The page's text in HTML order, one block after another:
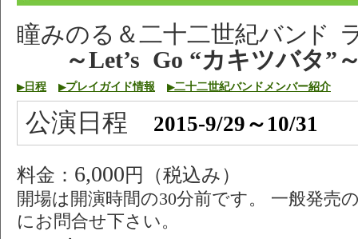
瞳みのる＆二十二世紀バンド
～Let’s Go “カキツバタ”
▶日程 ▶プレイガイド情報 ▶二十二世紀バンドメンバー紹介
公演日程 2015-9/29～10/31
料金： 6,000円（税込み）
開場は開演時間の30分前です。 一般発売
にお問合せ下さい。